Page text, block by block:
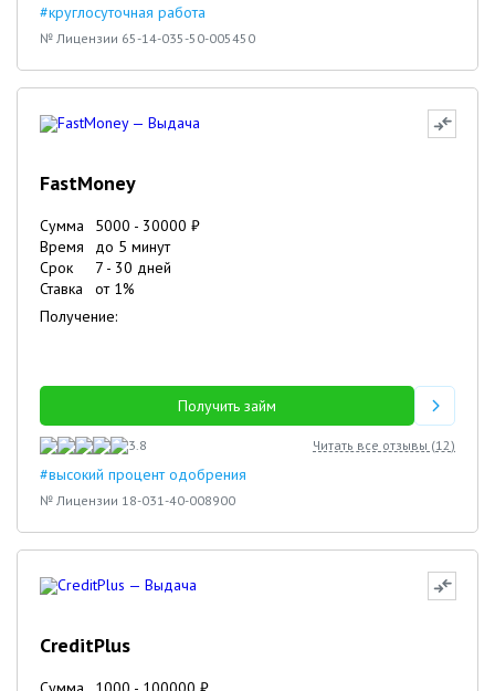
#круглосуточная работа
№ Лицензии 65-14-035-50-005450
FastMoney
Сумма 5000 - 30000 ₽
Время
до 5 минут
Срок
7 - 30 дней
Ставка
от 1%
Получение:
Получить займ
3.8 Читать все отзывы (12)
#высокий процент одобрения
№ Лицензии 18-031-40-008900
CreditPlus